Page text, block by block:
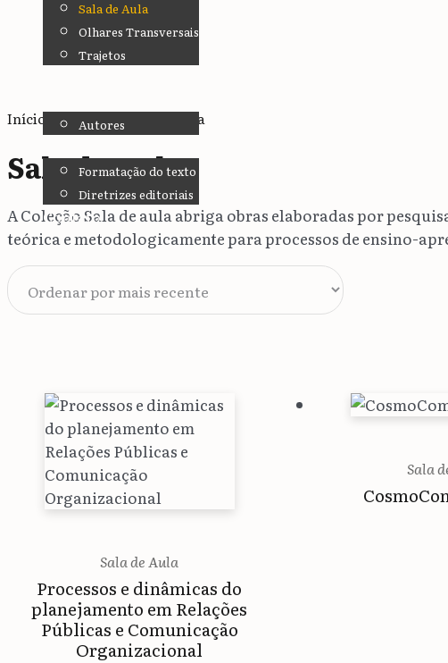
Sala de Aula
Olhares Transversais
Trajetos
Autores
Formatação do texto
Diretrizes editoriais
Contato
Início/Coleções/ Sala de Aula
Sala de Aula
A Coleção Sala de aula abriga obras elaboradas por
teórica e metodologicamente para processos de ensino-
Sala de Aula
Processos e dinâmicas do
planejamento em Relações
Públicas e Comunicação
Organizacional
Sala